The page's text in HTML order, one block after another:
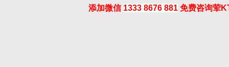
添加微信 1333 8676 881 免费咨询荤